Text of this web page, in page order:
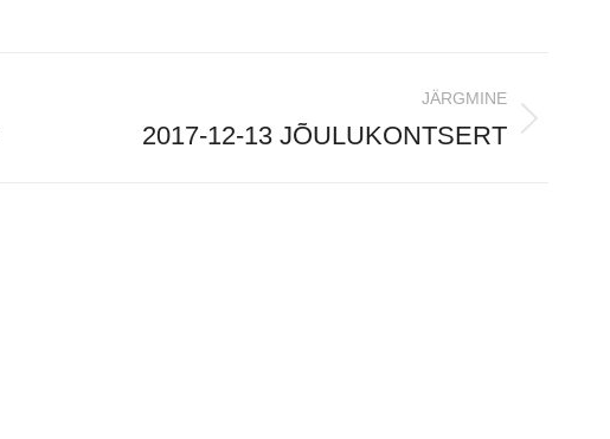
JÄRGMINE
2017-12-13 JÕULUKONTSERT